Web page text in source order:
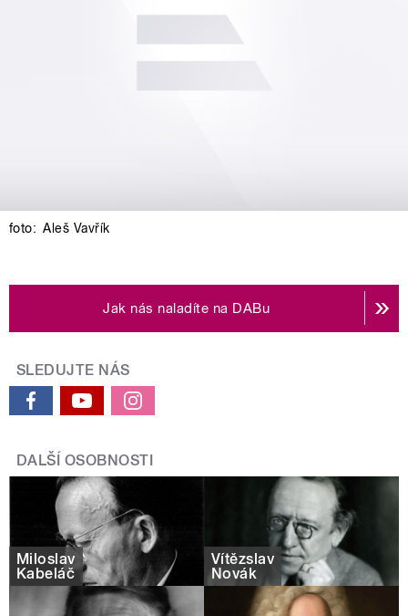
foto: Aleš Vavřík
Jak nás naladíte na DABu
SLEDUJTE NÁS
DALŠÍ OSOBNOSTI
Miloslav
Kabeláč
Vítězslav
Novák